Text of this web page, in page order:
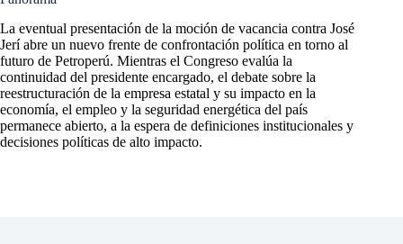
La eventual presentación de la moción de vacancia contra José
Jerí abre un nuevo frente de confrontación política en torno al
futuro de Petroperú. Mientras el Congreso evalúa la
continuidad del presidente encargado, el debate sobre la
reestructuración de la empresa estatal y su impacto en la
economía, el empleo y la seguridad energética del país
permanece abierto, a la espera de definiciones institucionales y
decisiones políticas de alto impacto.